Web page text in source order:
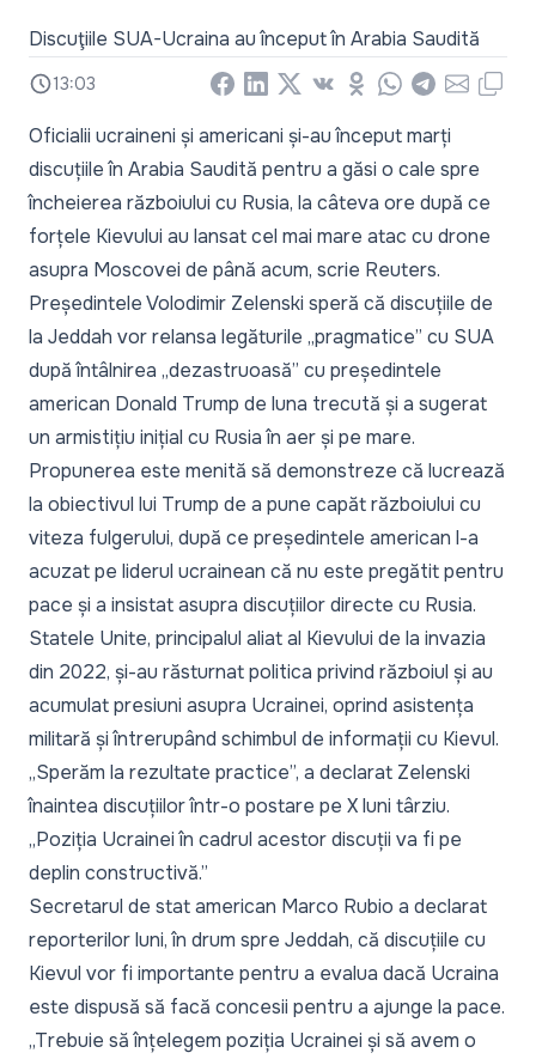
Discuţiile SUA-Ucraina au început în Arabia Saudită
13:03 Facebook
LinkedIn
X Vkontakte
Odnoklassniki
WhatsApp
Telegram
EmailCopy
Oficialii ucraineni și americani și-au început marți
discuțiile în Arabia Saudită pentru a găsi o cale spre
încheierea războiului cu Rusia, la câteva ore după ce
forțele Kievului au lansatcel mai mare atac cu drone
asupra Moscovei de până acum, scrie Reuters.
Președintele Volodimir Zelenski speră că discuțiile de
la Jeddah vor relansa legăturile „pragmatice” cu SUA
după întâlnirea „dezastruoasă” cu președintele
american Donald Trump de luna trecută și a sugerat
un armistițiu inițial cu Rusia în aer și pe mare.
Propunerea este menită să demonstreze că lucrează
la obiectivul lui Trump de a pune capăt războiului cu
viteza fulgerului, după ce președintele american l-a
acuzat pe liderul ucrainean că nu este pregătit pentru
pace și a insistat asupra discuțiilor directe cu Rusia.
Statele Unite, principalul aliat al Kievului de la invazia
din 2022, și-au răsturnat politica privind războiul și au
acumulat presiuni asupra Ucrainei, oprind asistența
militară și întrerupând schimbul de informații cu Kievul.
„Sperăm la rezultate practice”, a declarat Zelenski
înaintea discuțiilor într-o postare pe X luni târziu.
„Poziția Ucrainei în cadrul acestor discuții va fi pe
deplin constructivă.”
Secretarul de stat american Marco Rubio a declarat
reporterilor luni, în drum spre Jeddah, că discuțiile cu
Kievul vor fi importante pentru a evalua dacă Ucraina
este dispusă să facă concesii pentru a ajunge la pace.
„Trebuie să înțelegem poziția Ucrainei și să avem o